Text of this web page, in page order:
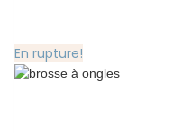
En rupture!